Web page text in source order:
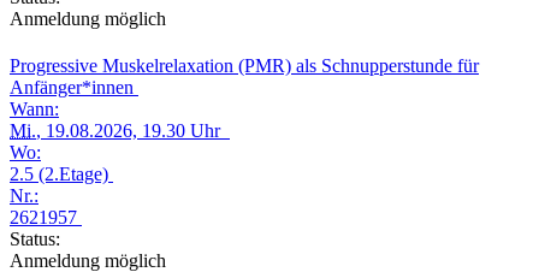
Anmeldung möglich
Progressive Muskelrelaxation (PMR) als Schnupperstunde für
Anfänger*innen
Wann:
Mi., 19.08.2026, 19.30 Uhr
Wo:
2.5 (2.Etage)
Nr.:
2621957
Status:
Anmeldung möglich